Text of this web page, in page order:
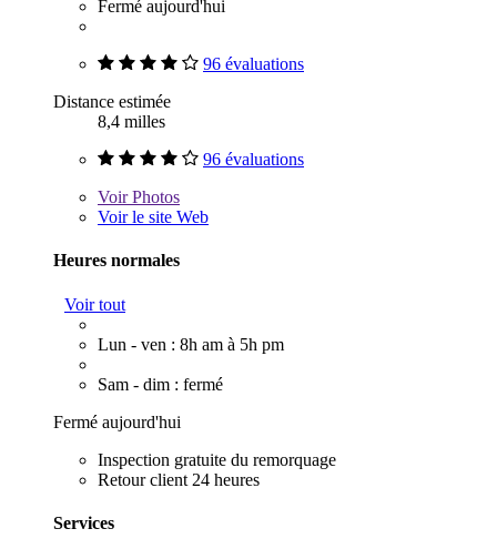
Fermé aujourd'hui
96 évaluations
Distance estimée
8,4 milles
96 évaluations
VoirPhotos
Voir le site Web
Heures normales
Voir tout
Lun - ven : 8h am à 5h pm
Sam - dim : fermé
Fermé aujourd'hui
Inspection gratuite du remorquage
Retour client 24 heures
Services